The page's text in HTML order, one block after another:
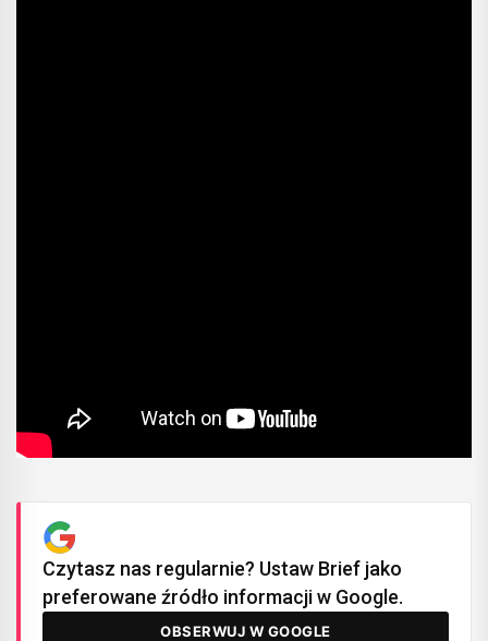
Czytasz nas regularnie? Ustaw Brief jako
preferowane źródło informacji w Google.
OBSERWUJ W GOOGLE